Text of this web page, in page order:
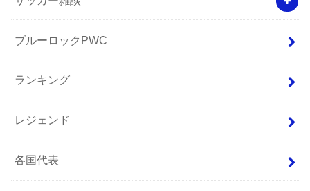
ブルーロックPWC
ランキング
レジェンド
各国代表